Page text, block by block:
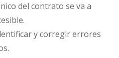
del contrato se va a
y corregir errores